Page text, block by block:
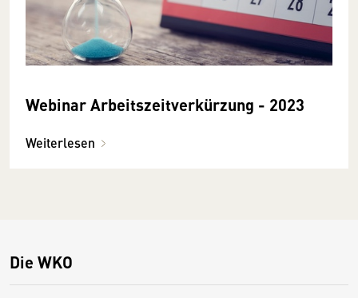
Webinar Arbeitszeitverkürzung - 2023
Weiterlesen
Die WKO